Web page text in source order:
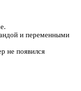
и переменными
не появился